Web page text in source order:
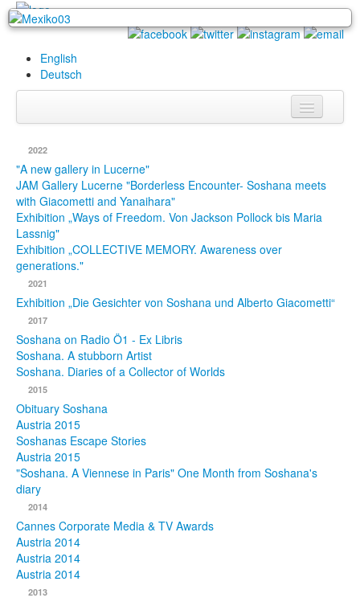
English
Deutsch
Biography
Paintings
Projects
Press
Museums
2022
"A new gallery in Lucerne"
JAM Gallery Lucerne "Borderless Encounter- Soshana meets
with Giacometti and Yanaihara"
Exhibition „Ways of Freedom. Von Jackson Pollock bis Maria
Lassnig"
Exhibition „COLLECTIVE MEMORY. Awareness over
generations."
2021
Exhibition „Die Gesichter von Soshana und Alberto Giacometti“
2017
Soshana on Radio Ö1 - Ex Libris
Soshana. A stubborn Artist
Soshana. Diaries of a Collector of Worlds
2015
Obituary Soshana
Austria 2015
Soshanas Escape Stories
Austria 2015
"Soshana. A Viennese in Paris" One Month from Soshana's
diary
2014
Cannes Corporate Media & TV Awards
Austria 2014
Austria 2014
Austria 2014
2013